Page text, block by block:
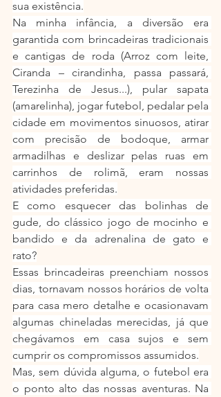
sua existência.
Na minha infância, a diversão era
garantida com brincadeiras tradicionais
e cantigas de roda (Arroz com leite,
Ciranda – cirandinha, passa passará,
Terezinha de Jesus...), pular sapata
(amarelinha), jogar futebol, pedalar pela
cidade em movimentos sinuosos, atirar
com precisão de bodoque, armar
armadilhas e deslizar pelas ruas em
carrinhos de rolimã, eram nossas
atividades preferidas.
E como esquecer das bolinhas de
gude, do clássico jogo de mocinho e
bandido e da adrenalina de gato e
rato?
Essas brincadeiras preenchiam nossos
dias, tornavam nossos horários de volta
para casa mero detalhe e ocasionavam
algumas chineladas merecidas, já que
chegávamos em casa sujos e sem
cumprir os compromissos assumidos.
Mas, sem dúvida alguma, o futebol era
o ponto alto das nossas aventuras. Na